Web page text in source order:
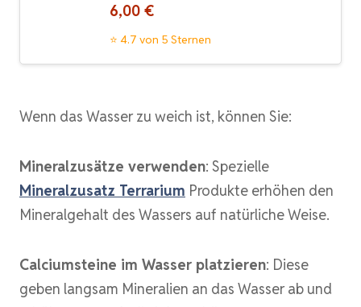
6,00 €
⭐ 4.7 von 5 Sternen
Wenn das Wasser zu weich ist, können Sie:
Mineralzusätze verwenden: Spezielle
Mineralzusatz Terrarium Produkte erhöhen den
Mineralgehalt des Wassers auf natürliche Weise.
Calciumsteine im Wasser platzieren: Diese
geben langsam Mineralien an das Wasser ab und